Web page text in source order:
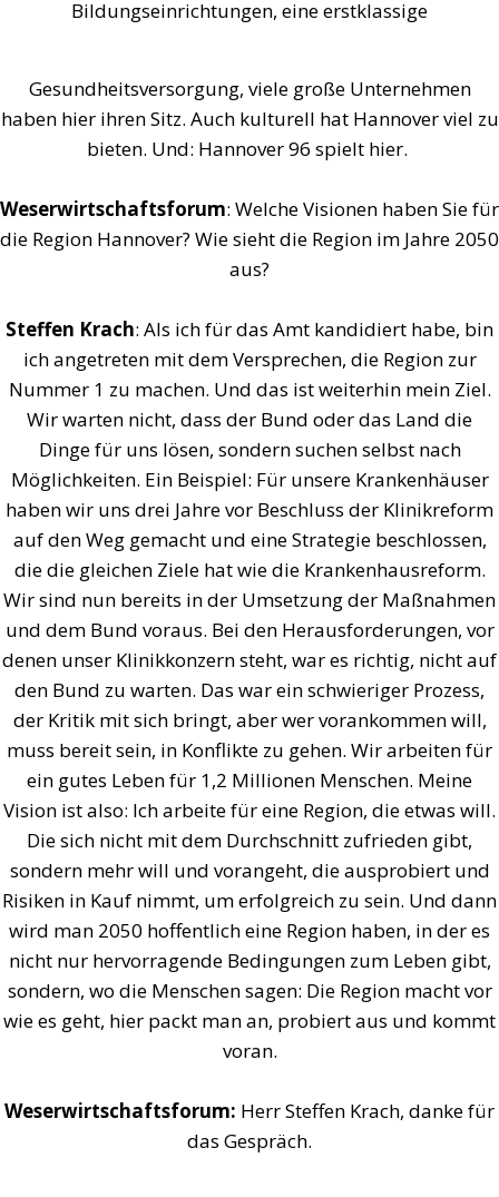
Bildungseinrichtungen, eine erstklassige
Gesundheitsversorgung, viele große Unternehmen
haben hier ihren Sitz. Auch kulturell hat Hannover viel zu
bieten. Und: Hannover 96 spielt hier.
Weserwirtschaftsforum: Welche Visionen haben Sie für
die Region Hannover? Wie sieht die Region im Jahre 2050
aus?
Steffen Krach: Als ich für das Amt kandidiert habe, bin
ich angetreten mit dem Versprechen, die Region zur
Nummer 1 zu machen. Und das ist weiterhin mein Ziel.
Wir warten nicht, dass der Bund oder das Land die
Dinge für uns lösen, sondern suchen selbst nach
Möglichkeiten. Ein Beispiel: Für unsere Krankenhäuser
haben wir uns drei Jahre vor Beschluss der Klinikreform
auf den Weg gemacht und eine Strategie beschlossen,
die die gleichen Ziele hat wie die Krankenhausreform.
Wir sind nun bereits in der Umsetzung der Maßnahmen
und dem Bund voraus. Bei den Herausforderungen, vor
denen unser Klinikkonzern steht, war es richtig, nicht auf
den Bund zu warten. Das war ein schwieriger Prozess,
der Kritik mit sich bringt, aber wer vorankommen will,
muss bereit sein, in Konflikte zu gehen. Wir arbeiten für
ein gutes Leben für 1,2 Millionen Menschen. Meine
Vision ist also: Ich arbeite für eine Region, die etwas will.
Die sich nicht mit dem Durchschnitt zufrieden gibt,
sondern mehr will und vorangeht, die ausprobiert und
Risiken in Kauf nimmt, um erfolgreich zu sein. Und dann
wird man 2050 hoffentlich eine Region haben, in der es
nicht nur hervorragende Bedingungen zum Leben gibt,
sondern, wo die Menschen sagen: Die Region macht vor
wie es geht, hier packt man an, probiert aus und kommt
voran.
Weserwirtschaftsforum: Herr Steffen Krach, danke für
das Gespräch.